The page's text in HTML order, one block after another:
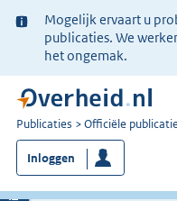
Ter
informatie:
Mogelijk ervaart u
publicaties. We
het ongemak.
U
bent
nu
hier:
Publicaties Officiële
Inloggen